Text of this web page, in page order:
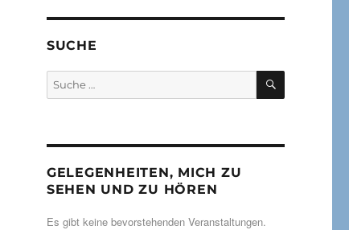
SUCHE
Suche
nach:
SUCHEN
GELEGENHEITEN, MICH ZU
SEHEN UND ZU HÖREN
Es gibt keine bevorstehenden Veranstaltungen.